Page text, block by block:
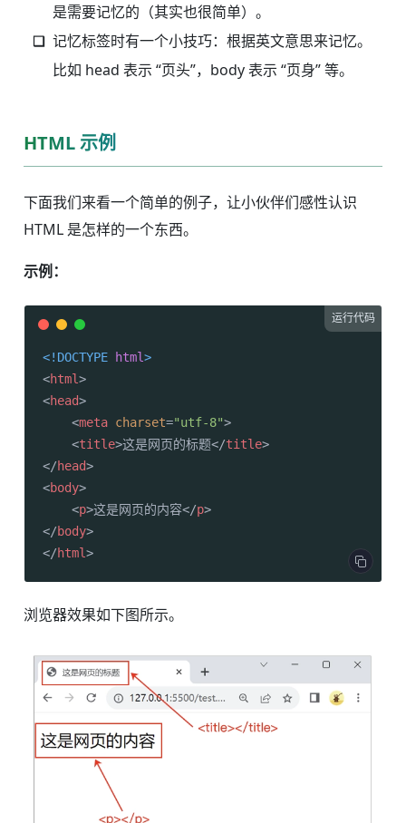
是需要记忆的（其实也很简单）。
记忆标签时有一个小技巧：根据英文意思来记忆。
比如 head 表示 “页头”，body 表示 “页身” 等。
HTML 示例
下面我们来看一个简单的例子，让小伙伴们感性认识
HTML 是怎样的一个东西。
示例：
运行代码
<!DOCTYPE html>
<html>
<head>
<meta charset="utf-8">
<title>这是网页的标题</title>
</head>
<body>
<p>这是网页的内容</p>
</body>
</html>
浏览器效果如下图所示。